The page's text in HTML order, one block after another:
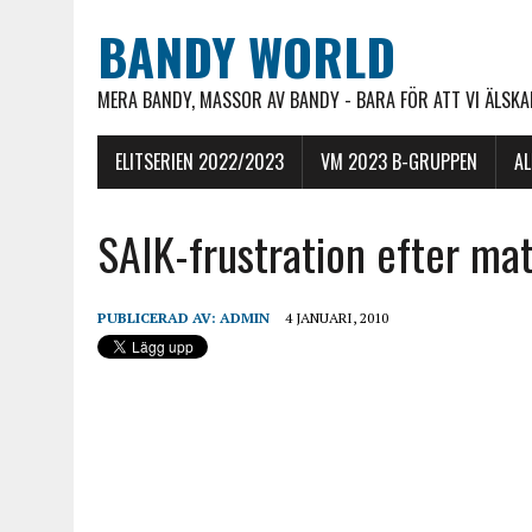
BANDY WORLD
MERA BANDY, MASSOR AV BANDY - BARA FÖR ATT VI
ELITSERIEN 2022/2023 VM 2023 B-GRUPPEN
SAIK-frustration efter
PUBLICERAD AV: ADMIN 4 JANUARI, 2010